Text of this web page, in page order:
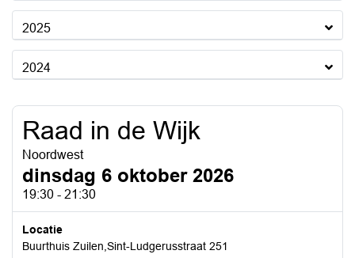
2025
2024
Raad in de Wijk
Noordwest
dinsdag 6 oktober 2026
19:30 - 21:30
Locatie
Buurthuis Zuilen,Sint-Ludgerusstraat 251